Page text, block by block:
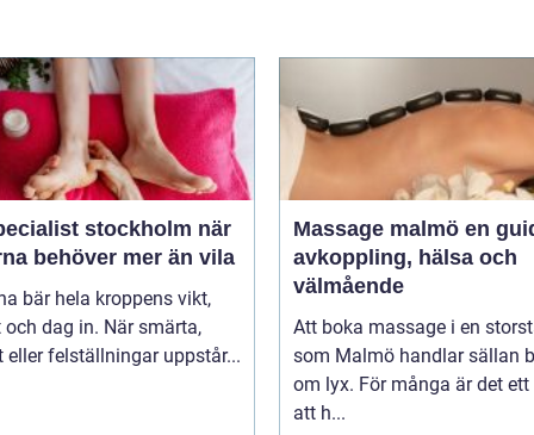
stockholm när
behöver mer än vila
bär hela kroppens vikt,
och dag in. När smärta,
eller felställningar uppstår...
Massage malmö en guide till
avkoppling, hälsa och
välmående
Att boka massage i en
som Malmö handlar sällan
om lyx. För många är det
att h...